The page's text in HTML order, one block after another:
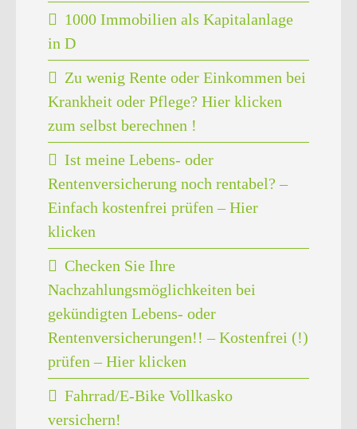
1000 Immobilien als Kapitalanlage
in D
Zu wenig Rente oder Einkommen bei
Krankheit oder Pflege? Hier klicken
zum selbst berechnen !
Ist meine Lebens- oder
Rentenversicherung noch rentabel? –
Einfach kostenfrei prüfen – Hier
klicken
Checken Sie Ihre
Nachzahlungsmöglichkeiten bei
gekündigten Lebens- oder
Rentenversicherungen!! – Kostenfrei (!)
prüfen – Hier klicken
Fahrrad/E-Bike Vollkasko
versichern!